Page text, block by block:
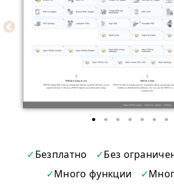
Безплатно Без
Много функции